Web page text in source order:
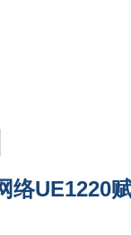
络UE1220